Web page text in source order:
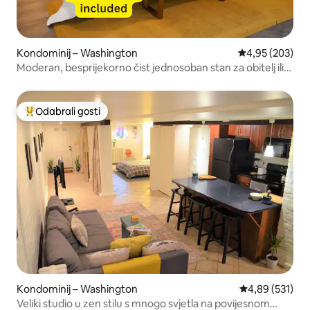
Kondominij – Washington Prosječna
4,95 (203)
Moderan, besprijekorno čist jednosoban stan za obitelj ili
Među najviše rangiranima s oznakom „Odabrali gosti”
Odabrali gosti
Kondominij – Washington Prosječna
4,89 (531)
Veliki studio u zen stilu s mnogo svjetla na povijesnom